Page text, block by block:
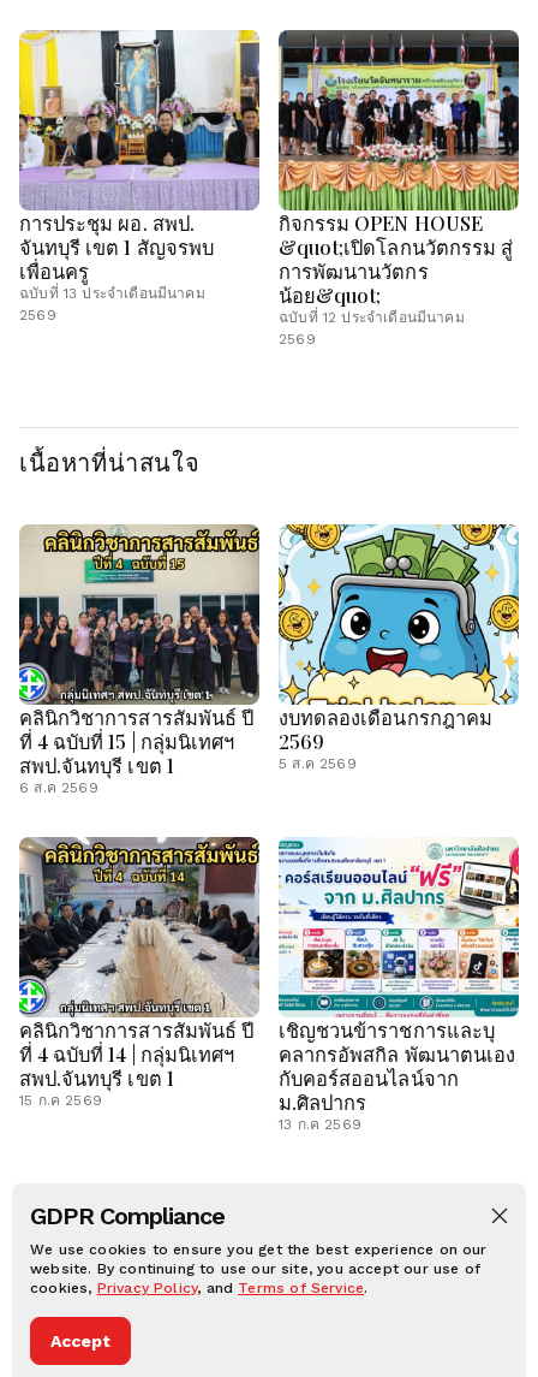
GDPR Compliance
We use cookies to ensure you get the best experience on our
website. By continuing to use our site, you accept our use of
cookies, Privacy Policy, and Terms of Service.
Accept
การประชุม ผอ. สพป.
จันทบุรี เขต 1 สัญจรพบ
เพื่อนครู
ฉบับที่ 13 ประจำเดือนมีนาคม
2569
กิจกรรม OPEN HOUSE
&quot;เปิดโลกนวัตกรรม สู่
การพัฒนานวัตกร
น้อย&quot;
ฉบับที่ 12 ประจำเดือนมีนาคม
2569
เนื้อหาที่น่าสนใจ
คลินิกวิชาการสารสัมพันธ์ ปี
ที่ 4 ฉบับที่ 15 | กลุ่มนิเทศฯ
สพป.จันทบุรี เขต 1
6 ส.ค 2569
งบทดลองเดือนกรกฎาคม
2569
5 ส.ค 2569
คลินิกวิชาการสารสัมพันธ์ ปี
ที่ 4 ฉบับที่ 14 | กลุ่มนิเทศฯ
สพป.จันทบุรี เขต 1
15 ก.ค 2569
เชิญชวนข้าราชการและบุ
คลากรอัพสกิล พัฒนาตนเอง
กับคอร์สออนไลน์จาก
ม.ศิลปากร
13 ก.ค 2569
LON INCHAN1.GO.TH
ประวัติศาสตร์ท้องถิ่น
CHAN1 PLAY
CHAN1.NET © 2025, All rights reserved.